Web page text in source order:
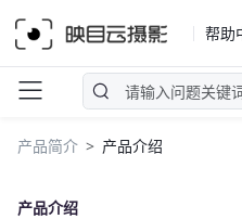
帮助
产品简介 产品介绍
产品介绍